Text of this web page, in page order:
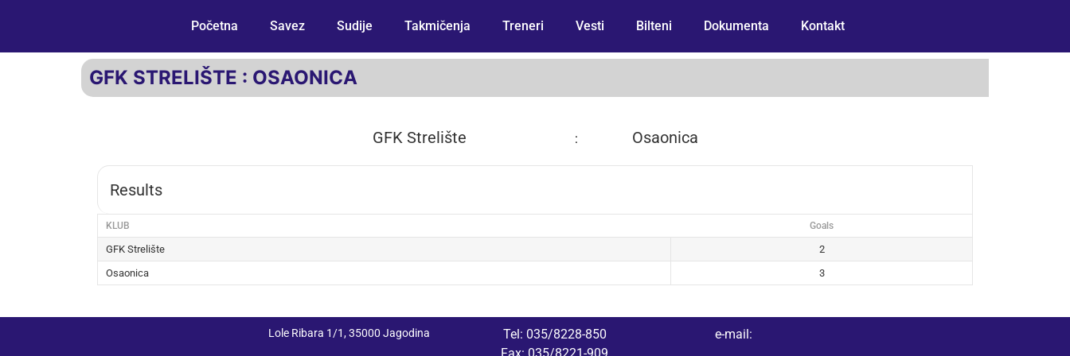
Početna Savez Sudije Takmičenja Treneri Vesti Bilteni Dokumenta Kontakt
GFK STRELIŠTE : OSAONICA
GFK Strelište : Osaonica
Results
KLUB Goals
GFK Strelište
2
Osaonica
3
Lole Ribara 1/1, 35000 Jagodina
Tel: 035/8228-850
e-mail: